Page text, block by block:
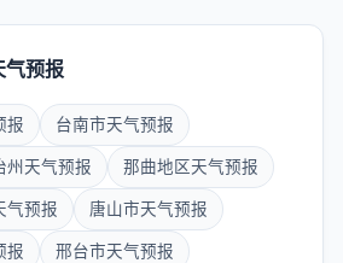
气预报
报 台南市天气预报
州天气预报 那曲地区天气预报
气预报 唐山市天气预报
报 邢台市天气预报